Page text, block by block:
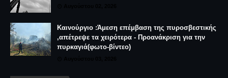
Καινούργιο :Άμεση επέμβαση της πυροσβεστικής
,απέτρεψε τα χειρότερα - Προανάκριση για την
πυρκαγιά(φωτο-βίντεο)